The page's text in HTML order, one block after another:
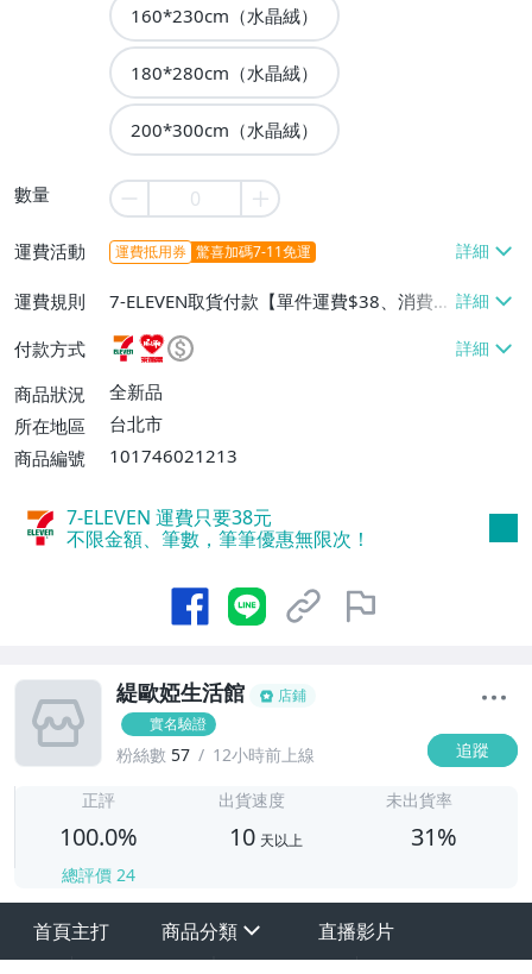
160*230cm（水晶絨）
180*280cm（水晶絨）
200*300cm（水晶絨）
數量
運費活動 運費抵用券 驚喜加碼7-11免運
運費規則
7-ELEVEN取貨付款【單件運費$38、消費滿
$990免運費】、萊爾富取貨付款【單件運
費$60、消費滿$990免運費】
付款方式
商品狀況
全新品
所在地區
台北市
商品編號
101746021213
7-ELEVEN 運費只要38元
不限金額、筆數，筆筆優惠無限次！
緹歐婭生活館
店鋪
實名驗證
粉絲數 57 12小時前上線 追蹤
正評
100.0%
總評價 24
出貨速度
10 天以上
未出貨率
31%
首頁主打 商品分類 直播影片